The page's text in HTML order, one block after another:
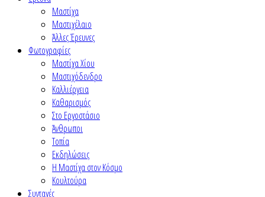
Μαστίχα
Μαστιχέλαιο
Άλλες Έρευνες
Φωτογραφίες
Μαστίχα Χίου
Μαστιχόδενδρο
Καλλιέργεια
Καθαρισμός
Στο Εργοστάσιο
Άνθρωποι
Τοπία
Εκδηλώσεις
Η Μαστίχα στον Κόσμο
Κουλτούρα
Συνταγές